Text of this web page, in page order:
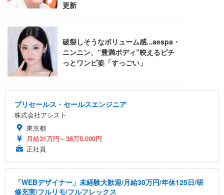
プリセールス・セールスエンジニア
株式会社アシスト
東京都
月給31万円～38万5,000円
正社員
「WEBデザイナー」未経験大歓迎/月給30万円/年休125日/研
修充実/フルリモ/フルフレックス